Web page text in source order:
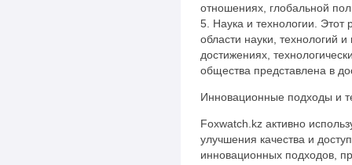
отношениях, глобальной
5. Наука и технологии.
области науки, технологий
достижениях,
общества представлена в
Инновационные подходы и
Foxwatch.kz активно
улучшения качества и
инновационных подходов,